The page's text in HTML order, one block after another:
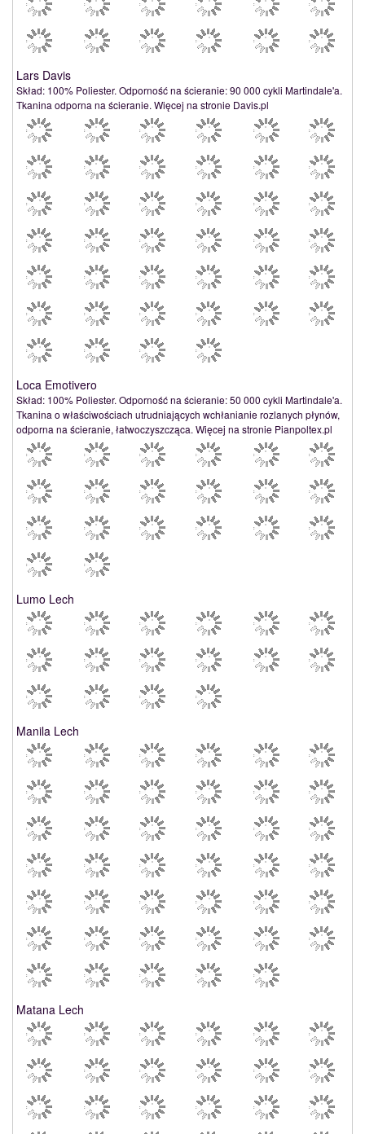
Lars Davis
Skład: 100% Poliester. Odporność na ścieranie: 90 000 cykli Martindale'a.
Tkanina odporna na ścieranie. Więcej na stronie Davis.pl
Loca Emotivero
Skład: 100% Poliester. Odporność na ścieranie: 50 000 cykli Martindale'a.
Tkanina o właściwościach utrudniających wchłanianie rozlanych płynów,
odporna na ścieranie, łatwoczyszcząca. Więcej na stronie Pianpoltex.pl
Lumo Lech
Manila Lech
Matana Lech